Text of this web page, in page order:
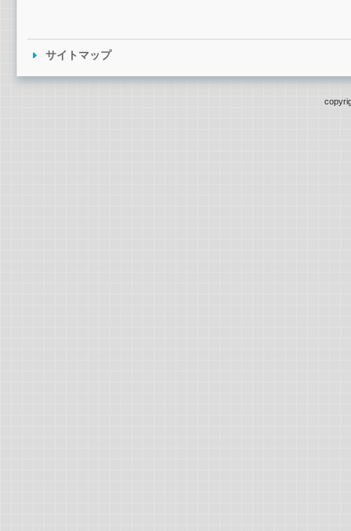
サイトマップ